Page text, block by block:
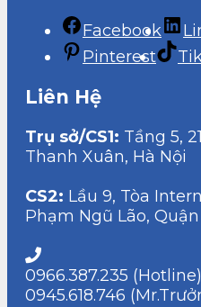
Facebook
Pinterest
Liên Hệ
Trụ sở/CS1: Tầng 5,
Thanh Xuân, Hà Nội
CS2: Lầu 9, Tòa
Phạm Ngũ Lão, Quận
0966.387.235 (Hotline)
0945.618.746